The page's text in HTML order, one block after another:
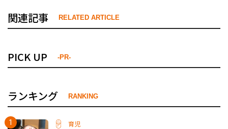
関連記事 RELATED ARTICLE
PICK UP -PR-
ランキング RANKING
育児